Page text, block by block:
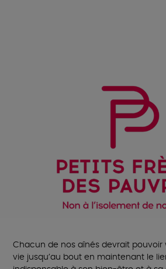
Chacun de nos aînés devrait pouvoir
vie jusqu’au bout en maintenant le